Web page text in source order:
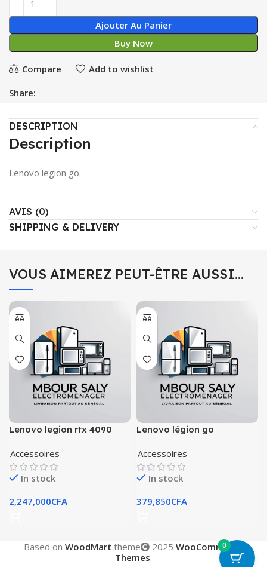
Ajouter Au Panier
Buy Now
Compare Add to wishlist
Share:
DESCRIPTION
Description
Lenovo legion go.
AVIS (0)
SHIPPING & DELIVERY
VOUS AIMEREZ PEUT-ÊTRE AUSSI…
Lenovo legion rtx 4090
Accessoires
In stock
2,247,000CFA
Lenovo légion go
Accessoires
In stock
379,850CFA
Based on WoodMart theme 2025 WooCommerce
Themes.
0